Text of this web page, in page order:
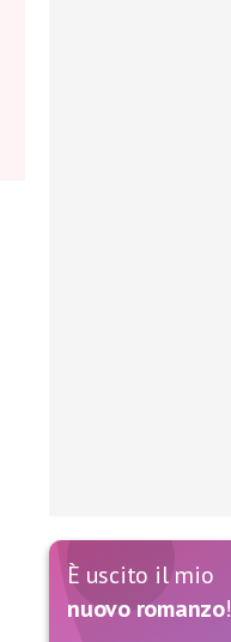
È uscito il mio
nuovo romanzo!